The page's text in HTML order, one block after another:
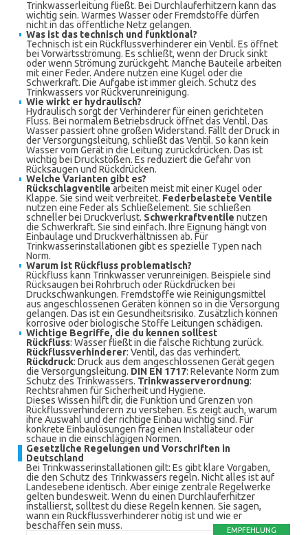
Trinkwasserleitung fließt. Bei Durchlauferhitzern kann das
wichtig sein. Warmes Wasser oder Fremdstoffe dürfen
nicht in das öffentliche Netz gelangen.
Was ist das technisch und funktional?
Technisch ist ein Rückflussverhinderer ein Ventil. Es öffnet
bei Vorwärtsströmung. Es schließt, wenn der Druck sinkt
oder wenn Strömung zurückgeht. Manche Bauteile arbeiten
mit einer Feder. Andere nutzen eine Kugel oder die
Schwerkraft. Die Aufgabe ist immer gleich. Schutz des
Trinkwassers vor Rückverunreinigung.
Wie wirkt er hydraulisch?
Hydraulisch sorgt der Verhinderer für einen gerichteten
Fluss. Bei normalem Betriebsdruck öffnet das Ventil. Das
Wasser passiert ohne großen Widerstand. Fällt der Druck in
der Versorgungsleitung, schließt das Ventil. So kann kein
Wasser vom Gerät in die Leitung zurückdrücken. Das ist
wichtig bei Druckstößen. Es reduziert die Gefahr von
Rücksaugen und Rückdrücken.
Welche Varianten gibt es?
Rückschlagventile arbeiten meist mit einer Kugel oder
Klappe. Sie sind weit verbreitet. Federbelastete Ventile
nutzen eine Feder als Schließelement. Sie schließen
schneller bei Druckverlust. Schwerkraftventile nutzen
die Schwerkraft. Sie sind einfach. Ihre Eignung hängt von
Einbaulage und Druckverhältnissen ab. Für
Trinkwasserinstallationen gibt es spezielle Typen nach
Norm.
Warum ist Rückfluss problematisch?
Rückfluss kann Trinkwasser verunreinigen. Beispiele sind
Rücksaugen bei Rohrbruch oder Rückdrücken bei
Druckschwankungen. Fremdstoffe wie Reinigungsmittel
aus angeschlossenen Geräten können so in die Versorgung
gelangen. Das ist ein Gesundheitsrisiko. Zusätzlich können
korrosive oder biologische Stoffe Leitungen schädigen.
Wichtige Begriffe, die du kennen solltest
Rückfluss: Wasser fließt in die falsche Richtung zurück.
Rückflussverhinderer: Ventil, das das verhindert.
Rückdruck: Druck aus dem angeschlossenen Gerät gegen
die Versorgungsleitung. DIN EN 1717: Relevante Norm zum
Schutz des Trinkwassers. Trinkwasserverordnung:
Rechtsrahmen für Sicherheit und Hygiene.
Dieses Wissen hilft dir, die Funktion und Grenzen von
Rückflussverhinderern zu verstehen. Es zeigt auch, warum
ihre Auswahl und der richtige Einbau wichtig sind. Für
konkrete Einbaulösungen frag einen Installateur oder
schaue in die einschlägigen Normen.
Gesetzliche Regelungen und Vorschriften in
Deutschland
Bei Trinkwasserinstallationen gilt: Es gibt klare Vorgaben,
die den Schutz des Trinkwassers regeln. Nicht alles ist auf
Landesebene identisch. Aber einige zentrale Regelwerke
gelten bundesweit. Wenn du einen Durchlauferhitzer
installierst, solltest du diese Regeln kennen. Sie sagen,
wann ein Rückflussverhinderer nötig ist und wie er
beschaffen sein muss.
EMPFEHLUNG